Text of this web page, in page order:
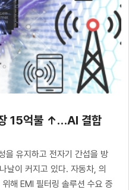
15억불 ↑…AI 결합
을 유지하고 전자기 간섭을 방
날이 커지고 있다. 자동차, 의
해 EMI 필터링 솔루션 수요 증